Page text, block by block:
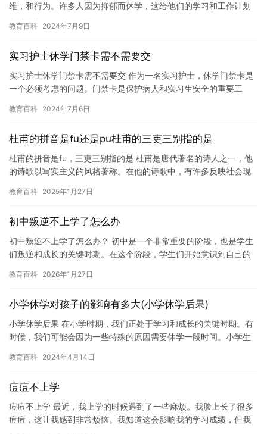
维，和行为。许多人因为抑郁而休学，这给他们的学习和工作计划
学可能…
教育百科 2024年7月9日
实习护士休学门禁卡需不需要交
实习护士休学门禁卡需不需要交 作为一名实习护士，休学门禁卡是
一个必须考虑的问题。门禁卡是保护病人和实习生安全的重要工
保障。…
教育百科 2024年7月6日
杜甫的拼音是fu还是pu杜甫的三吏三别指的是
杜甫的拼音是fu，三吏三别指的是 杜甫是唐代著名的诗人之一，他
的诗歌以写实主义的风格著称。在他的诗歌中，有许多反映社会现
三…
教育百科 2025年1月27日
初中叛逆不上学了怎么办
初中叛逆不上学了怎么办？ 初中是一个非常重要的阶段，也是学生
们叛逆和成长的关键时期。在这个阶段，学生们开始意识到自己的
热情…
教育百科 2026年1月27日
小学休学对孩子的影响有多大(小学休学后果)
小学休学后果 在小学时期，我们正处于学习和成长的关键时期。有
时候，我们可能会因为一些特殊的原因需要休学一段时间。小学生
深远…
教育百科 2024年4月14日
痘痘不上学
痘痘不上学 最近，我上学的时候遇到了一些麻烦。我脸上长了很多
痘痘，这让我感到非常烦恼。我知道这会影响我的学习成绩，但我